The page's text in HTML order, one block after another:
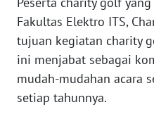
Fakultas Elektro ITS,
tujuan kegiatan charity
ini menjabat sebagai
mudah-mudahan acara
setiap tahunnya.
WN
KALTARA
WN
KALSEL